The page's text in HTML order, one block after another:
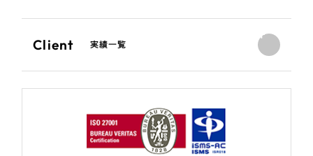
Client 実績一覧